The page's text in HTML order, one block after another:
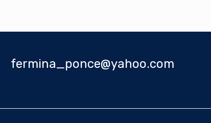
fermina_ponce@yahoo.com